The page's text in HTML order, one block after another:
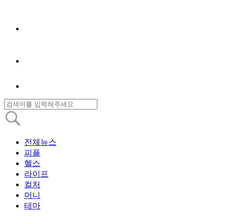
전체뉴스
피플
헬스
라이프
컬처
머니
테마